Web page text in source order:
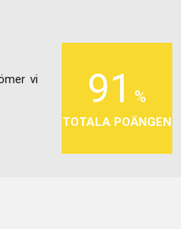
91
TOTALA POÄNGEN
vi